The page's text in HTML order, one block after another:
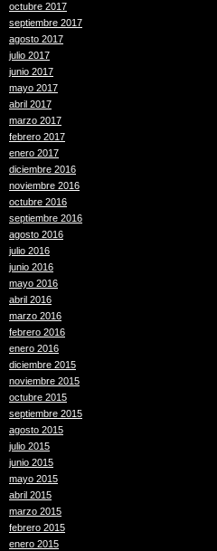
octubre 2017
septiembre 2017
agosto 2017
julio 2017
junio 2017
mayo 2017
abril 2017
marzo 2017
febrero 2017
enero 2017
diciembre 2016
noviembre 2016
octubre 2016
septiembre 2016
agosto 2016
julio 2016
junio 2016
mayo 2016
abril 2016
marzo 2016
febrero 2016
enero 2016
diciembre 2015
noviembre 2015
octubre 2015
septiembre 2015
agosto 2015
julio 2015
junio 2015
mayo 2015
abril 2015
marzo 2015
febrero 2015
enero 2015